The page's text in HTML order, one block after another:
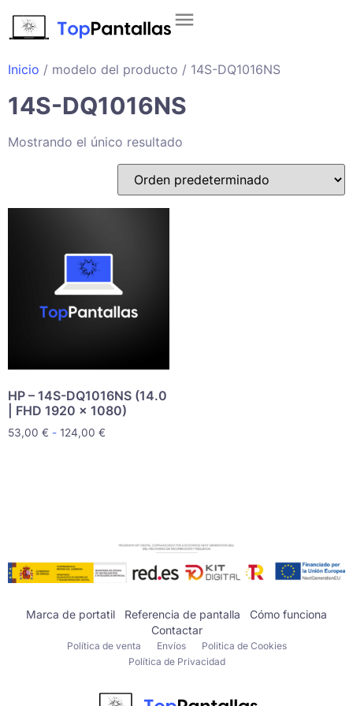
Inicio / modelo del producto / 14S-DQ1016NS
14S-DQ1016NS
Mostrando el único resultado
HP – 14S-DQ1016NS (14.0
| FHD 1920 x 1080)
53,00 € - 124,00 €
Marca de portatil Referencia de pantalla
Cómo funciona
Contactar
Política de venta Envíos
Politica de Cookies
Política de Privacidad